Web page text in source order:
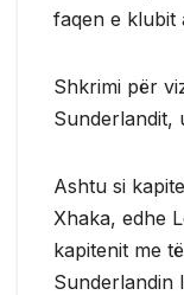
faqen e klubit
Shkrimi për
Sunderlandit,
Ashtu si
Xhaka, edhe
kapitenit me
Sunderlandin